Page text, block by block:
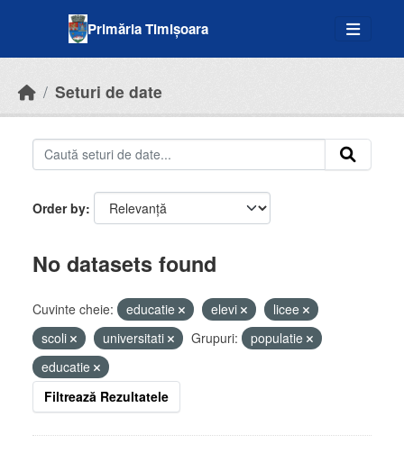
Primăria Timișoara
Seturi de date
Order by
No datasets found
Cuvinte cheie: educatie elevi
licee
scoli
universitati Grupuri:
populatie
educatie
Filtrează Rezultatele